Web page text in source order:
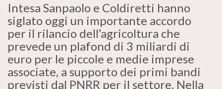
Intesa Sanpaolo e Coldiretti hanno
siglato oggi un importante accordo
per il rilancio dell’agricoltura che
prevede un plafond di 3 miliardi di
euro per le piccole e medie imprese
associate, a supporto dei primi bandi
previsti dal PNRR per il settore. Nella